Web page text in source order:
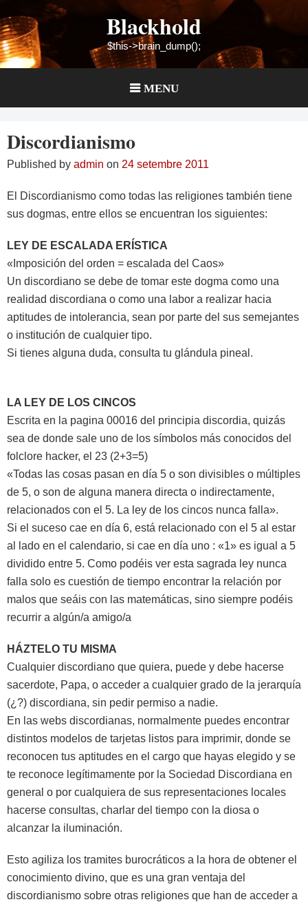
to
content
Blackhold
$this->brain_dump();
MENU
Discordianismo
Published by admin on 24 setembre 2011
El Discordianismo como todas las religiones también tiene
sus dogmas, entre ellos se encuentran los siguientes:
LEY DE ESCALADA ERÍSTICA
«Imposición del orden = escalada del Caos»
Un discordiano se debe de tomar este dogma como una
realidad discordiana o como una labor a realizar hacia
aptitudes de intolerancia, sean por parte del sus semejantes
o institución de cualquier tipo.
Si tienes alguna duda, consulta tu glándula pineal.
LA LEY DE LOS CINCOS
Escrita en la pagina 00016 del principia discordia, quizás
sea de donde sale uno de los símbolos más conocidos del
folclore hacker, el 23 (2+3=5)
«Todas las cosas pasan en día 5 o son divisibles o múltiples
de 5, o son de alguna manera directa o indirectamente,
relacionados con el 5. La ley de los cincos nunca falla».
Si el suceso cae en día 6, está relacionado con el 5 al estar
al lado en el calendario, si cae en día uno : «1» es igual a 5
dividido entre 5. Como podéis ver esta sagrada ley nunca
falla solo es cuestión de tiempo encontrar la relación por
malos que seáis con las matemáticas, sino siempre podéis
recurrir a algún/a amigo/a
HÁZTELO TU MISMA
Cualquier discordiano que quiera, puede y debe hacerse
sacerdote, Papa, o acceder a cualquier grado de la jerarquía
(¿?) discordiana, sin pedir permiso a nadie.
En las webs discordianas, normalmente puedes encontrar
distintos modelos de tarjetas listos para imprimir, donde se
reconocen tus aptitudes en el cargo que hayas elegido y se
te reconoce legítimamente por la Sociedad Discordiana en
general o por cualquiera de sus representaciones locales
hacerse consultas, charlar del tiempo con la diosa o
alcanzar la iluminación.
Esto agiliza los tramites burocráticos a la hora de obtener el
conocimiento divino, que es una gran ventaja del
discordianismo sobre otras religiones que han de acceder a